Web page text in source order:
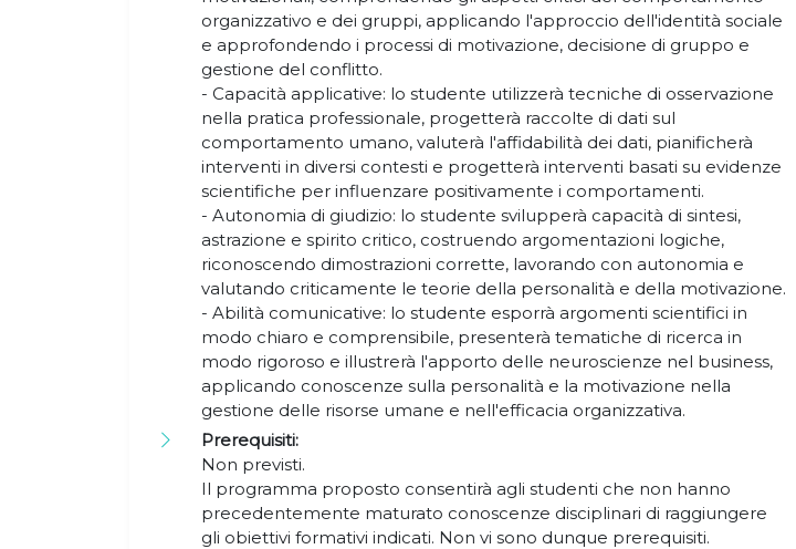
organizzativo e dei gruppi, applicando l'approccio dell'identità sociale
e approfondendo i processi di motivazione, decisione di gruppo e
gestione del conflitto.
- Capacità applicative: lo studente utilizzerà tecniche di osservazione
nella pratica professionale, progetterà raccolte di dati sul
comportamento umano, valuterà l'affidabilità dei dati, pianificherà
interventi in diversi contesti e progetterà interventi basati su evidenze
scientifiche per influenzare positivamente i comportamenti.
- Autonomia di giudizio: lo studente svilupperà capacità di sintesi,
astrazione e spirito critico, costruendo argomentazioni logiche,
riconoscendo dimostrazioni corrette, lavorando con autonomia e
valutando criticamente le teorie della personalità e della motivazione.
- Abilità comunicative: lo studente esporrà argomenti scientifici in
modo chiaro e comprensibile, presenterà tematiche di ricerca in
modo rigoroso e illustrerà l'apporto delle neuroscienze nel business,
applicando conoscenze sulla personalità e la motivazione nella
gestione delle risorse umane e nell'efficacia organizzativa.
Prerequisiti:
Non previsti.
Il programma proposto consentirà agli studenti che non hanno
precedentemente maturato conoscenze disciplinari di raggiungere
gli obiettivi formativi indicati. Non vi sono dunque prerequisiti.